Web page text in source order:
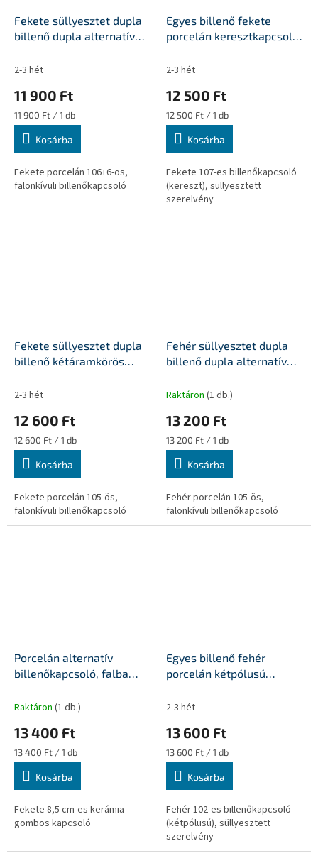
Fekete süllyesztet dupla
billenő dupla alternatív
2-3 hét
11 900 Ft
Egységár:
11 900 Ft / 1 db
Kosárba
Fekete porcelán 106+6-os,
falonkívüli billenőkapcsoló
Egyes billenő fekete
porcelán keresztkapcsoló
2-3 hét
12 500 Ft
Egységár:
12 500 Ft / 1 db
Kosárba
Fekete 107-es billenőkapcsoló
(kereszt), süllyesztett
szerelvény
Fekete süllyesztet dupla
billenő kétáramkörös
2-3 hét
12 600 Ft
Egységár:
12 600 Ft / 1 db
Kosárba
Fekete porcelán 105-ös,
falonkívüli billenőkapcsoló
Fehér süllyesztet dupla
billenő dupla alternatív
Raktáron (1 db.)
13 200 Ft
Egységár:
13 200 Ft / 1 db
Kosárba
Fehér porcelán 105-ös,
falonkívüli billenőkapcsoló
Porcelán alternatív
billenőkapcsoló, falba
Raktáron (1 db.)
13 400 Ft
Egységár:
13 400 Ft / 1 db
Kosárba
Fekete 8,5 cm-es kerámia
gombos kapcsoló
Egyes billenő fehér
porcelán kétpólusú
2-3 hét
13 600 Ft
Egységár:
13 600 Ft / 1 db
Kosárba
Fehér 102-es billenőkapcsoló
(kétpólusú), süllyesztett
szerelvény